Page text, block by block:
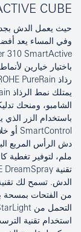
CUBE
حيث يعمل الدش بجد
وفي المساء يعد
باختيار خيارين
الشامبو، ومنحك
ملم، لتوفير تغطية
من الفتحات بمسحة